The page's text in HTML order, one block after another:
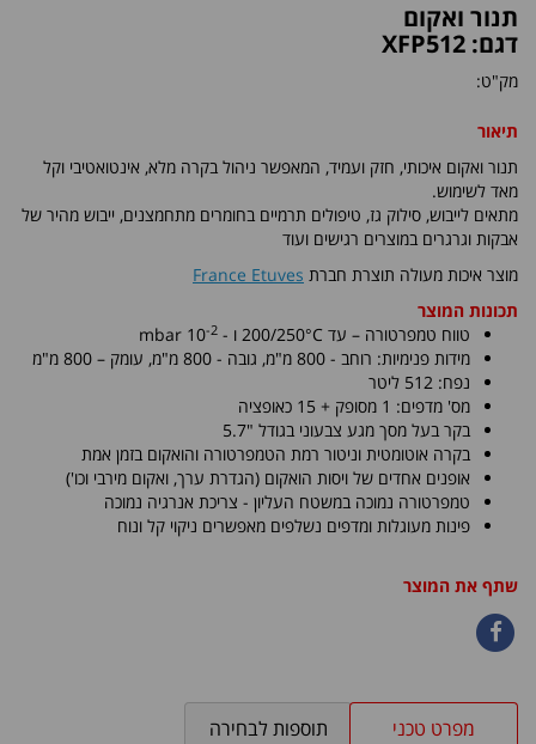
תנור ואקום
דגם: XFP512
מק"ט:
תיאור
תנור ואקום איכותי, חזק ועמיד, המאפשר ניהול בקרה מלא, אינטואטיבי וקל
מאד לשימוש.
מתאים לייבוש, סילוק גז, טיפולים תרמיים בחומרים מתחמצנים, ייבוש מהיר של
אבקות וגרגרים במוצרים רגישים ועוד
מוצר איכות מעולה תוצרת חברת France Etuves
תכונות המוצר
טווח טמפרטורה – עד 200/250°C ו - 10
-2
​מידות פנימיות: רוחב - 800 מ"מ, גובה - 800 מ"מ, עומק – 800 מ"מ
נפח: 512 ליטר
מס' מדפים: 1 מסופק + 15 כאופציה
בקר בעל מסך מגע צבעוני בגודל "5.7
בקרה אוטומטית וניטור רמת הטמפרטורה והואקום בזמן אמת
אופנים אחדים של ויסות הואקום (הגדרת ערך, ואקום מירבי וכו')
טמפרטורה נמוכה במשטח העליון - צריכת אנרגיה נמוכה
פינות מעוגלות ומדפים נשלפים מאפשרים ניקוי קל ונוח
שתף את המוצר
מפרט טכני תוספות לבחירה